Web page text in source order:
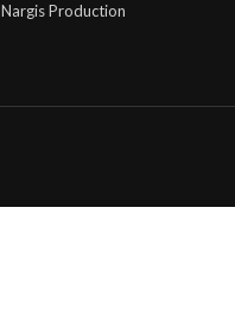
Nargis Production